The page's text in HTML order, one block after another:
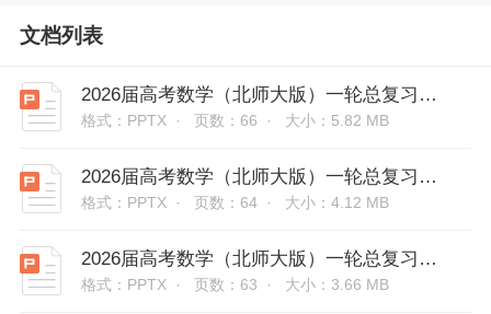
文档列表
2026届高考数学（北师大版）一轮总复习课件：第六章 第1节 数列的概念与简单表示法
格式：PPTX · 页数：66 · 大小：5.82 MB
2026届高考数学（北师大版）一轮总复习课件：第六章 第2节 等差数列及其前n项和
格式：PPTX · 页数：64 · 大小：4.12 MB
2026届高考数学（北师大版）一轮总复习课件：第六章 第3节 等比数列及其前n项和
格式：PPTX · 页数：63 · 大小：3.66 MB